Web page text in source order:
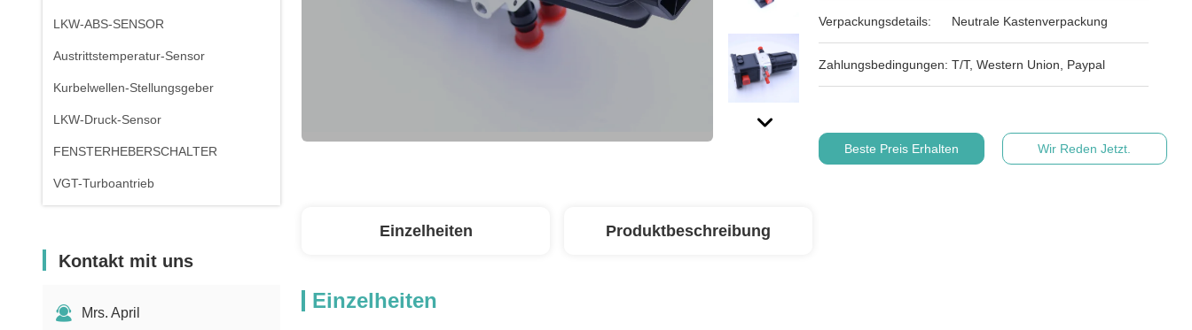
LKW-ABS-SENSOR
Austrittstemperatur-Sensor
Kurbelwellen-Stellungsgeber
LKW-Druck-Sensor
FENSTERHEBERSCHALTER
VGT-Turboantrieb
Kontakt mit uns
Mrs. April
Verpackungsdetails: Neutrale Kastenverpackung
Zahlungsbedingungen: T/T, Western Union, Paypal
Beste Preis Erhalten Wir Reden Jetzt.
Einzelheiten Produktbeschreibung
Einzelheiten